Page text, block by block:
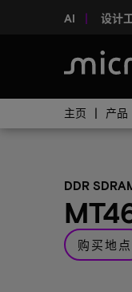
AI 设计
主页 产品
DDR
购买地点